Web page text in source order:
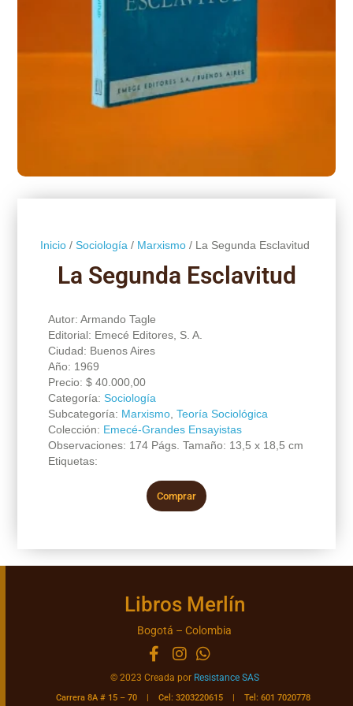
Inicio/ Sociología / Marxismo/ La Segunda Esclavitud
La Segunda Esclavitud
Autor: Armando Tagle
Editorial: Emecé Editores, S. A.
Ciudad: Buenos Aires
Año: 1969
Precio: $40.000,00
Categoría: Sociología
Subcategoría: Marxismo, Teoría Sociológica
Colección: Emecé-Grandes Ensayistas
Observaciones: 174 Págs. Tamaño: 13,5 x 18,5 cm
Etiquetas:
Comprar
Libros Merlín
Bogotá – Colombia
© 2023 Creada por Resistance SAS
Carrera 8A # 15 – 70 | Cel: 3203220615 | Tel: 601 7020778